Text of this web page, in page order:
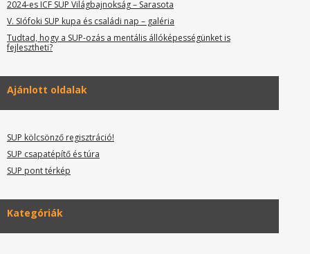
2024-es ICF SUP Világbajnokság – Sarasota
V. SIófoki SUP kupa és családi nap – galéria
Tudtad, hogy a SUP-ozás a mentális állóképességünket is
fejlesztheti?
Ajánlott oldalak
SUP kölcsönző regisztráció!
SUP csapatépítő és túra
SUP pont térkép
Kategóriák